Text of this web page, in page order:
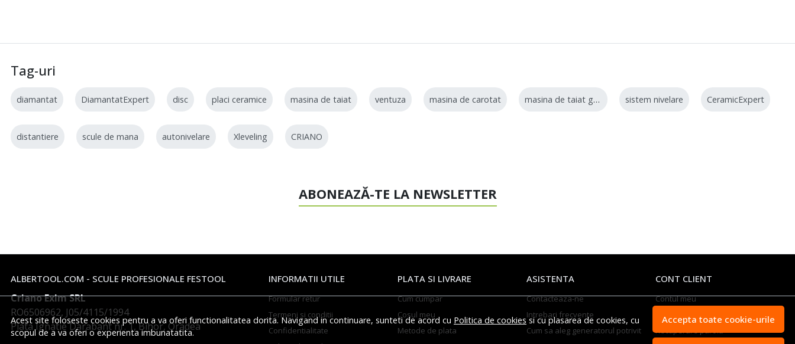
Masalta
MOBIUS - BRASOV
STABILA
Technoflex
Acest site foloseste cookies pentru a va oferi functionalitatea dorita. Navigand in continuare, sunteti de acord cu Politica de cookiessi cu plasarea de cookies, cu
scopul de a va oferi o experienta imbunatatita.
Accepta toate cookie-urile
Tag-uri
diamantat DiamantatExpert disc placi ceramice masina de taiat ventuza masina de carotat masina de taiat gresie sistem nivelare CeramicExpert
distantiere scule de mana autonivelare Xleveling CRIANO
ABONEAZĂ-TE LA NEWSLETTER
ALBERTOOL.COM - SCULE PROFESIONALE FESTOOL
Criano Exim SRL
RO6506962, J05/4115/1994
Piata Ignatie Darabant nr. 1, Bihor, Oradea
INFORMATII UTILE
Formular retur
Termeni si conditii
Confidentialitate
PLATA SI LIVRARE
Cum cumpar
Cosul meu
Metode de plata
ASISTENTA
Contacteaza-ne
Intrebari frecvente
Cum sa aleg generatorul potrivit
CONT CLIENT
Contul meu
Inregistrare
Recuperare parola